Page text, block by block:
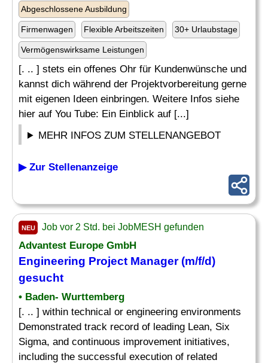
Abgeschlossene Ausbildung
Firmenwagen Flexible Arbeitszeiten 30+ Urlaubstage
Vermögenswirksame Leistungen
[. .. ] stets ein offenes Ohr für Kundenwünsche und
kannst dich während der Projektvorbereitung gerne
mit eigenen Ideen einbringen. Weitere Infos siehe
hier auf You Tube: Ein Einblick auf [...]
MEHR INFOS ZUM STELLENANGEBOT
▶ Zur Stellenanzeige
NEU Job vor 2 Std. bei JobMESH gefunden
Advantest Europe GmbH
Engineering Project Manager (m/f/d)
gesucht
• Baden- Wurttemberg
[. .. ] within technical or engineering environments
Demonstrated track record of leading Lean, Six
Sigma, and continuous improvement initiatives,
including the successful execution of related